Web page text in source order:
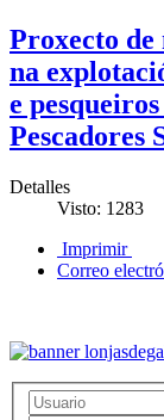
Proxecto
na
e
Pescadores
Detalles
Visto: 1283
Imprimir
Correo